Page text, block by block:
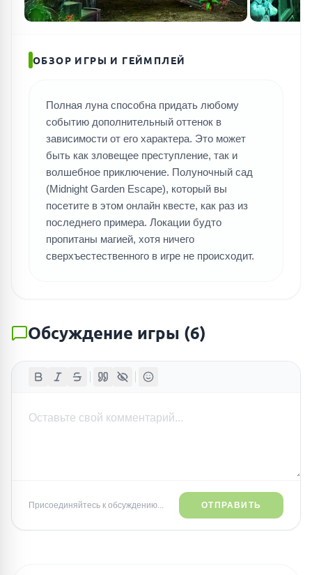
ОБЗОР ИГРЫ И ГЕЙМПЛЕЙ
Полная луна способна придать любому
событию дополнительный оттенок в
зависимости от его характера. Это может
быть как зловещее преступление, так и
волшебное приключение. Полуночный сад
(Midnight Garden Escape), который вы
посетите в этом онлайн квесте, как раз из
последнего примера. Локации будто
пропитаны магией, хотя ничего
сверхъестественного в игре не происходит.
Обсуждение игры (6)
Присоединяйтесь к обсуждению... ОТПРАВИТЬ